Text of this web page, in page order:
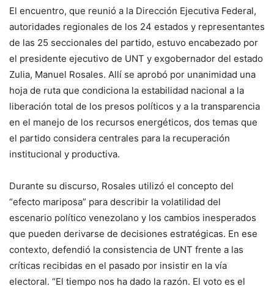
El encuentro, que reunió a la Dirección Ejecutiva Federal,
autoridades regionales de los 24 estados y representantes
de las 25 seccionales del partido, estuvo encabezado por
el presidente ejecutivo de UNT y exgobernador del estado
Zulia, Manuel Rosales. Allí se aprobó por unanimidad una
hoja de ruta que condiciona la estabilidad nacional a la
liberación total de los presos políticos y a la transparencia
en el manejo de los recursos energéticos, dos temas que
el partido considera centrales para la recuperación
institucional y productiva.
Durante su discurso, Rosales utilizó el concepto del
“efecto mariposa” para describir la volatilidad del
escenario político venezolano y los cambios inesperados
que pueden derivarse de decisiones estratégicas. En ese
contexto, defendió la consistencia de UNT frente a las
críticas recibidas en el pasado por insistir en la vía
electoral. “El tiempo nos ha dado la razón. El voto es el